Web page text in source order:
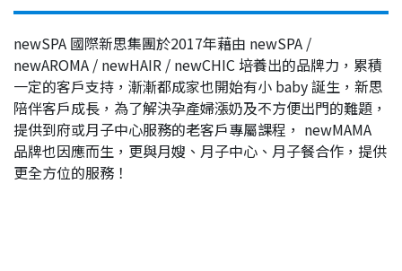
newSPA 國際新思集團於2017年藉由 newSPA /
newAROMA / newHAIR / newCHIC 培養出的品牌力，累積
一定的客戶支持，漸漸都成家也開始有小 baby 誕生，新思
陪伴客戶成長，為了解決孕產婦漲奶及不方便出門的難題，
提供到府或月子中心服務的老客戶專屬課程， newMAMA
品牌也因應而生，更與月嫂、月子中心、月子餐合作，提供
更全方位的服務！